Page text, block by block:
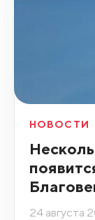
НОВОСТИ
24 августа